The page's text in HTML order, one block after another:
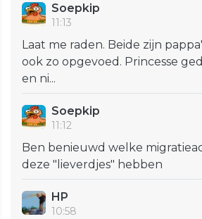
Soepkip
11:13
Laat me raden. Beide zijn
ook zo opgevoed. Princesse
en ni...
Soepkip
11:12
Ben benieuwd welke
deze "lieverdjes" hebben
HP
10:58